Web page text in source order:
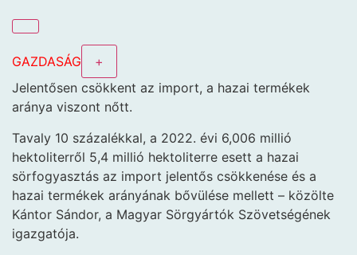
GAZDASÁG
+
Jelentősen csökkent az import, a hazai termékek
aránya viszont nőtt.
Tavaly 10 százalékkal, a 2022. évi 6,006 millió
hektoliterről 5,4 millió hektoliterre esett a hazai
sörfogyasztás az import jelentős csökkenése és a
hazai termékek arányának bővülése mellett – közölte
Kántor Sándor, a Magyar Sörgyártók Szövetségének
igazgatója.